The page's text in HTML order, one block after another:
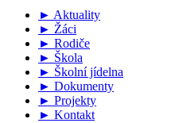
► Aktuality
► Žáci
► Rodiče
► Škola
► Školní jídelna
► Dokumenty
► Projekty
► Kontakt